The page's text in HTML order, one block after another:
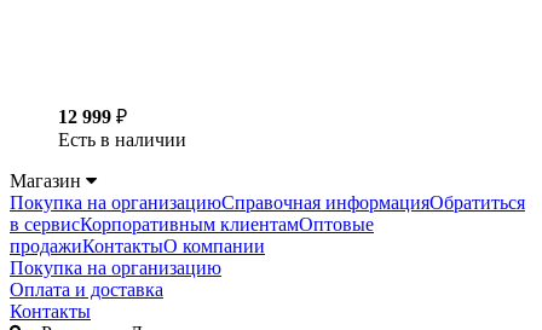
12 999 ₽
Есть в наличии
Магазин
Покупка на организациюСправочная информацияОбратиться
в сервисКорпоративным клиентамОптовые
продажиКонтактыО компании
Покупка на организацию
Оплата и доставка
Контакты